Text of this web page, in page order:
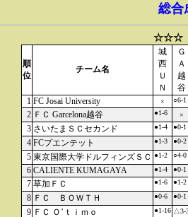
総合
☆☆☆
順
位
チーム名
城
西
Ｕ
Ｎ
Ｇ
Ａ
越
谷
1 FC Josai University × ○6-1
2 ＦＣ Garcelona越谷 ●1-6 ×
3 さいたまＳＣセカンド ●1-4 ●0-1
4 FCプエンテット ●1-3 ●0-2
5 東京国際大学ドルフィンズＳＣ ●1-2 ○4-0
6 CALIENTE KUMAGAYA ●1-4 ●0-1
7 草加ＦＣ ●1-6 ●1-2
8 ＦＣ ＢＯＷＴＨ ●0-6 ●0-1
9 ＦＣ Ｏ’ｔｉｍｏ ●1-16 △3-